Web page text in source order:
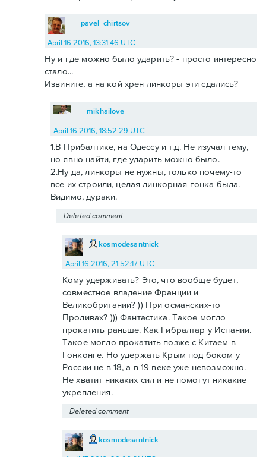
pavel_chirtsov
April 16 2016, 13:31:46 UTC
Ну и где можно было ударить? - просто интересно
стало...
Извините, а на кой хрен линкоры эти сдались?
mikhailove
April 16 2016, 18:52:29 UTC
1.В Прибалтике, на Одессу и т.д. Не изучал тему,
но явно найти, где ударить можно было.
2.Ну да, линкоры не нужны, только почему-то
все их строили, целая линкорная гонка была.
Видимо, дураки.
Deleted comment
kosmodesantnick
April 16 2016, 21:52:17 UTC
Кому удерживать? Это, что вообще будет,
совместное владение Франции и
Великобритании? )) При османских-то
Проливах? ))) Фантастика. Такое могло
прокатить раньше. Как Гибралтар у Испании.
Такое могло прокатить позже с Китаем в
Гонконге. Но удержать Крым под боком у
России не в 18, а в 19 веке уже невозможно.
Не хватит никаких сил и не помогут никакие
укрепления.
Deleted comment
kosmodesantnick